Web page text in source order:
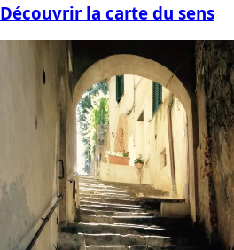
Découvrir la carte du sens